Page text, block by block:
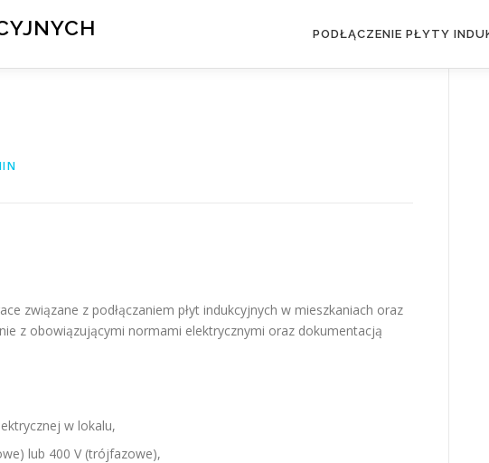
PODŁĄCZENIE PŁYTY
związane z podłączaniem płyt indukcyjnych w mieszkaniach oraz
z obowiązującymi normami elektrycznymi oraz dokumentacją
w lokalu,
lub 400 V (trójfazowe),